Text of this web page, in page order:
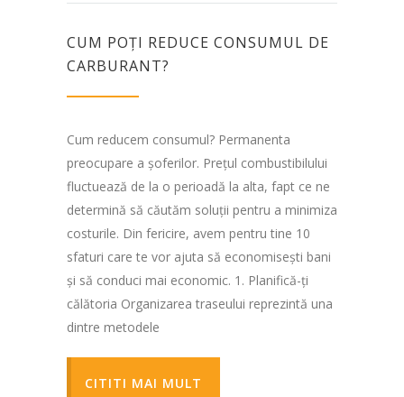
CUM POȚI REDUCE CONSUMUL DE
CARBURANT?
Cum reducem consumul? Permanenta
preocupare a șoferilor. Prețul combustibilului
fluctuează de la o perioadă la alta, fapt ce ne
determină să căutăm soluții pentru a minimiza
costurile. Din fericire, avem pentru tine 10
sfaturi care te vor ajuta să economisești bani
și să conduci mai economic. 1. Planifică-ți
călătoria Organizarea traseului reprezintă una
dintre metodele
CITITI MAI MULT